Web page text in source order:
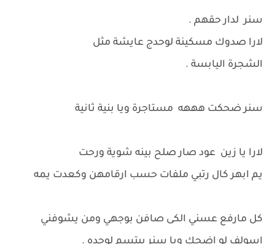
سنر لدار حقهم .
لارا صدوك مسكينة لوحدج عايشة مثل
الشجرة اليابسة .
سنر ضحكت هههه مستاجرة ويا بنية ثانية
لارا يا زين عود صار صلح بينه شوية ورحت
يم ابهر كال رتبي ملفات حسب ارقامهن وكعدت يمه
كل مارفع عسني الكى صافن بوجهي ومن يشوفني
اسولف لو اضحك ويا سنر يبتسم لوحده .